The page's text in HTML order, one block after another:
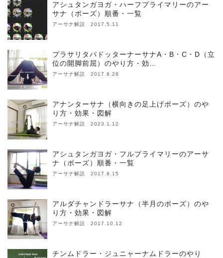
アシュタンガヨガ・ハーフプライマリーのアー
サナ（ポーズ）順番・一覧
アーサナ解説 2017.5.11
プラサリタパドッターナーサナA・B・C・D（立
位の開脚前屈）のやり方・効…
アーサナ解説 2017.8.28
アナンターサナ（横向きの足上げポーズ）のや
り方・効果・図解
アーサナ解説 2023.1.12
アシュタンガヨガ・フルプライマリーのアーサ
ナ（ポーズ）順番・一覧
アーサナ解説 2017.8.15
アルダチャンドラーサナ（半月のポーズ）のや
り方・効果・図解
アーサナ解説 2017.10.12
チンムドラー・ジュニャーナムドラーのやり